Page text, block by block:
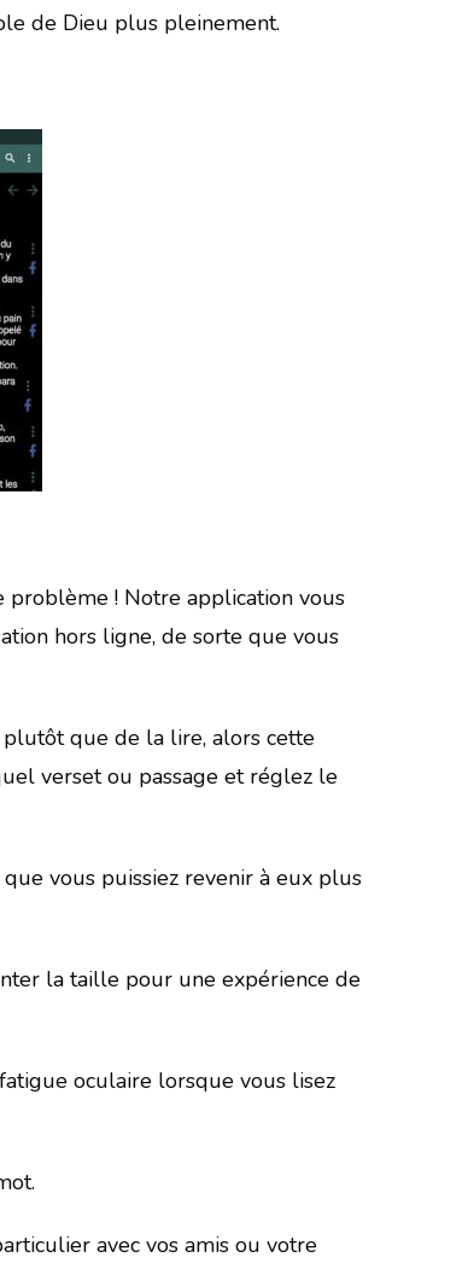
de Dieu plus pleinement.
problème ! Notre application vous
hors ligne, de sorte que vous
que de la lire, alors cette
verset ou passage et réglez le
vous puissiez revenir à eux plus
la taille pour une expérience de
oculaire lorsque vous lisez
avec vos amis ou votre